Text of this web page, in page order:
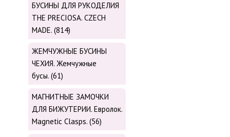
БУСИНЫ ДЛЯ РУКОДЕЛИЯ
THE PRECIOSA. CZECH
MADE. (814)
ЖЕМЧУЖНЫЕ БУСИНЫ
ЧЕХИЯ. Жемчужные
бусы. (61)
МАГНИТНЫЕ ЗАМОЧКИ
ДЛЯ БИЖУТЕРИИ. Евролок.
Magnetic Сlasps. (56)